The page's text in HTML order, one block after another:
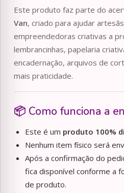
Este produto faz parte do
Van, criado para ajudar
empreendedoras criativas a
lembrancinhas, papelaria
encadernação, arquivos de
mais praticidade.
📦 Como funciona a
Este é um produto 100%
Nenhum item físico será
Após a confirmação do
fica disponível conforme a
de produto.